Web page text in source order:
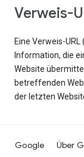
Verweis-
Eine Verweis-
Information, die
Website
betreffenden
der letzten
Google Über